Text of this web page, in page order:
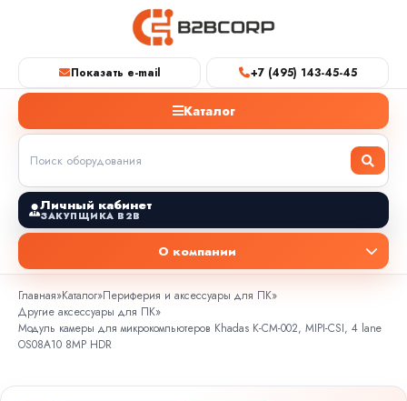
Показать e-mail +7 (495) 143-45-45
Каталог
Личный кабинет
ЗАКУПЩИКА B2B
О компании
Главная»Каталог»Периферия и аксессуары для ПК»
Другие аксессуары для ПК»
Модуль камеры для микрокомпьютеров Khadas K-CM-002, MIPI-CSI, 4 lane
OS08A10 8MP HDR